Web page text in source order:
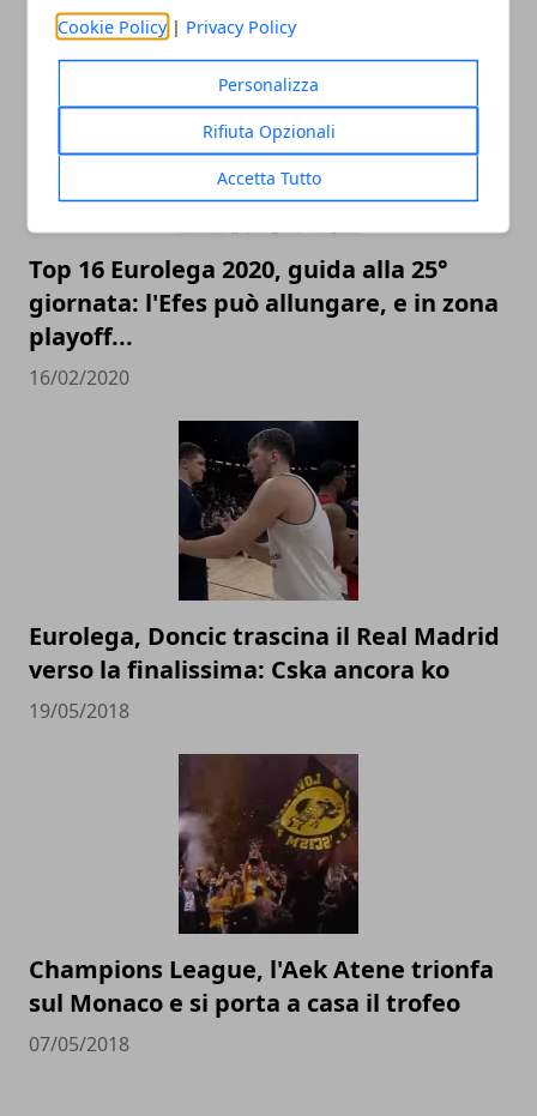
Cookie Policy | Privacy Policy
Personalizza
Rifiuta Opzionali
Accetta Tutto
Top 16 Eurolega 2020, guida alla 25°
giornata: l'Efes può allungare, e in zona
playoff...
16/02/2020
Eurolega, Doncic trascina il Real Madrid
verso la finalissima: Cska ancora ko
19/05/2018
Champions League, l'Aek Atene trionfa
sul Monaco e si porta a casa il trofeo
07/05/2018